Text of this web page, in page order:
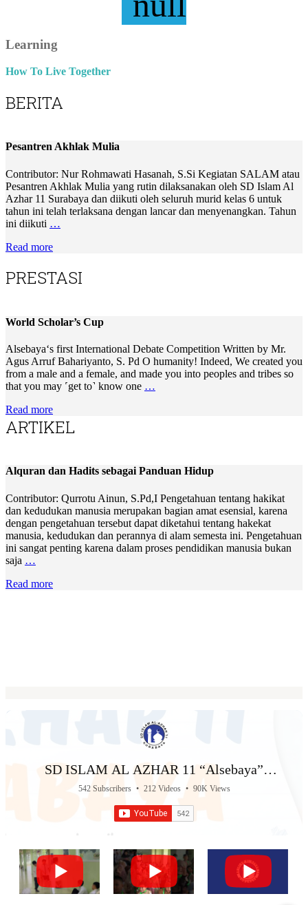
Learning
How To Live Together
BERITA
Pesantren Akhlak Mulia
Contributor: Nur Rohmawati Hasanah, S.Si Kegiatan SALAM atau
Pesantren Akhlak Mulia yang rutin dilaksanakan oleh SD Islam Al
Azhar 11 Surabaya dan diikuti oleh seluruh murid kelas 6 untuk
tahun ini telah terlaksana dengan lancar dan menyenangkan. Tahun
ini diikuti …
Read more
PRESTASI
World Scholar’s Cup
Alsebaya‘s first International Debate Competition Written by Mr.
Agus Arruf Bahariyanto, S. Pd O humanity! Indeed, We created you
from a male and a female, and made you into peoples and tribes so
that you may ˹get to˺ know one …
Read more
ARTIKEL
Alquran dan Hadits sebagai Panduan Hidup
Contributor: Qurrotu Ainun, S.Pd,I Pengetahuan tentang hakikat
dan kedudukan manusia merupakan bagian amat esensial, karena
dengan pengetahuan tersebut dapat diketahui tentang hakekat
manusia, kedudukan dan perannya di alam semesta ini. Pengetahuan
ini sangat penting karena dalam proses pendidikan manusia bukan
saja …
Read more
SD ISLAM AL AZHAR 11 “Alsebaya”
Surabaya
542 Subscribers • 212 Videos • 90K Views